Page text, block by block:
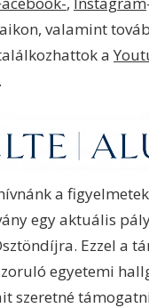
valamint
a
a
egy aktuális
Ezzel a
egyetemi
szeretné